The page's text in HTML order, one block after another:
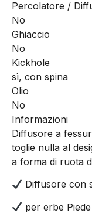
Percolatore /
No
Ghiaccio
No
Kickhole
sì, con spina
Olio
No
Informazioni
Diffusore a
toglie nulla al
a forma di ruota
Diffusore con
per erbe Piede